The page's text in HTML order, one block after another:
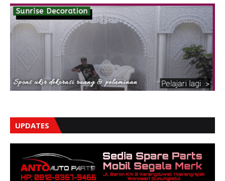
UPDATES